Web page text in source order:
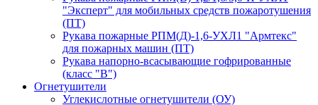
"Эксперт" для мобильных средств пожаротушения
(ПТ)
Рукава пожарные РПМ(Д)-1,6-УХЛ1 "Армтекс"
для пожарных машин (ПТ)
Рукава напорно-всасывающие гофрированные
(класс "В")
Огнетушители
Углекислотные огнетушители (ОУ)